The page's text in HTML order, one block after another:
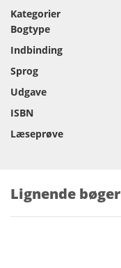
Kategorier
Bogtype
Indbinding
Sprog
Udgave
ISBN
Læseprøve
Lignende bøger